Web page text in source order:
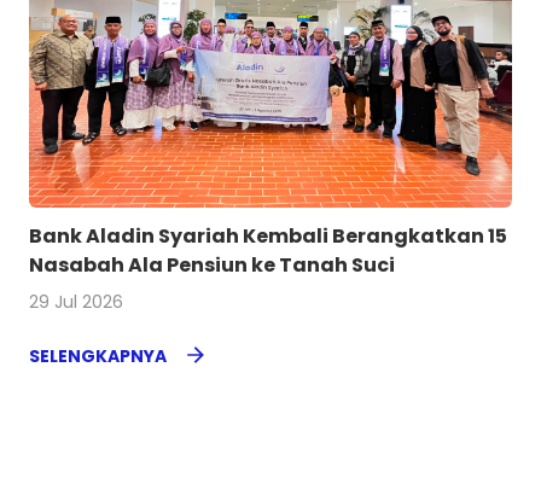
Bank Aladin Syariah Kembali Berangkatkan 15
Nasabah Ala Pensiun ke Tanah Suci
29 Jul 2026
SELENGKAPNYA